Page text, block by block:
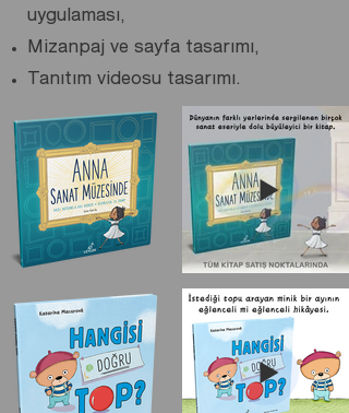
uygulaması,
Mizanpaj ve sayfa tasarımı,
Tanıtım videosu tasarımı.